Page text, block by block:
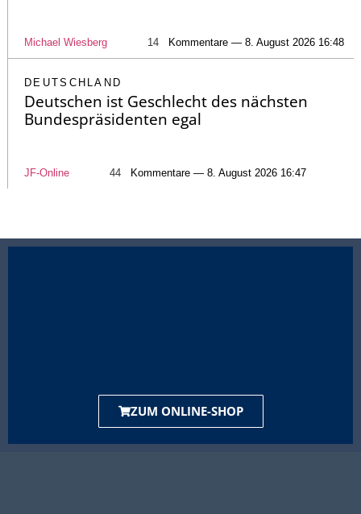
Michael Wiesberg 14 Kommentare — 8. August 2026 16:48
DEUTSCHLAND
Deutschen ist Geschlecht des nächsten
Bundespräsidenten egal
JF-Online 44 Kommentare — 8. August 2026 16:47
ZUM ONLINE-SHOP